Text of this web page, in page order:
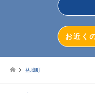
不動産投資
戸建売却
お近く
益城町